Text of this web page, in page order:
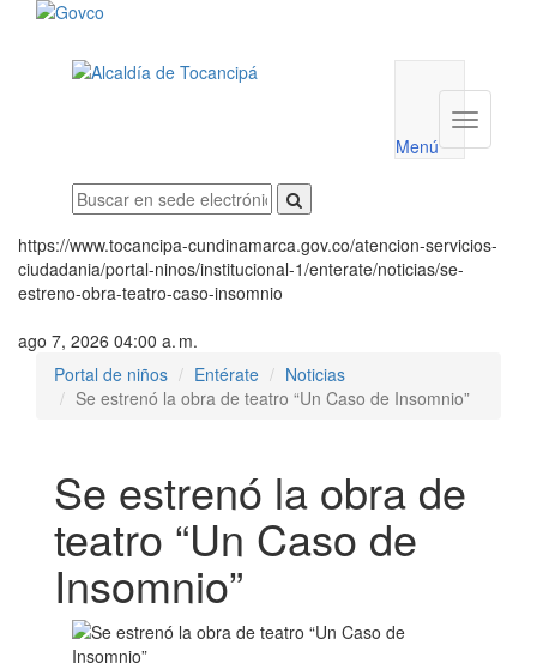
utilidades
Menú
Menú
https://www.tocancipa-cundinamarca.gov.co/atencion-servicios-
ciudadania/portal-ninos/institucional-1/enterate/noticias/se-
estreno-obra-teatro-caso-insomnio
ago 7, 2026 04:00 a. m.
Portal de niños
Entérate
Noticias
Se estrenó la obra de teatro “Un Caso de Insomnio”
Se estrenó la obra de
teatro “Un Caso de
Insomnio”